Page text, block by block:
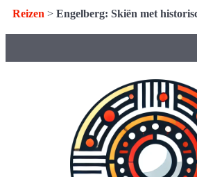
Reizen > Engelberg: Skiën met